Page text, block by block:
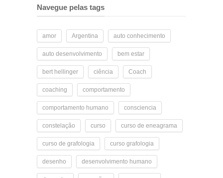
Navegue pelas tags
amor Argentina auto conhecimento
auto desenvolvimento bem estar
bert hellinger ciência Coach
coaching comportamento
comportamento humano consciencia
constelação curso curso de eneagrama
curso de grafologia curso grafologia
desenho desenvolvimento humano